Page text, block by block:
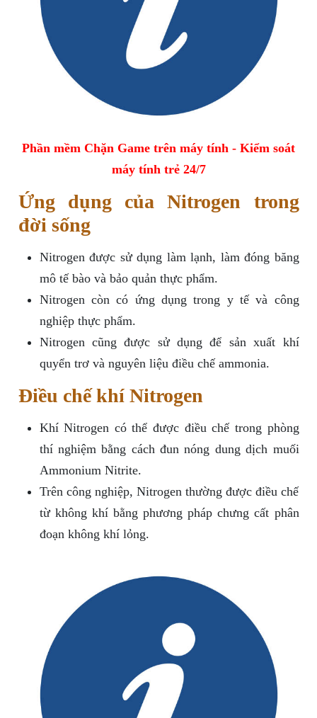
Phần mềm Chặn Game trên máy tính - Kiểm soát
máy tính trẻ 24/7
Ứng dụng của Nitrogen trong
đời sống
Nitrogen được sử dụng làm lạnh, làm đóng băng
mô tế bào và bảo quản thực phẩm.
Nitrogen còn có ứng dụng trong y tế và công
nghiệp thực phẩm.
Nitrogen cũng được sử dụng để sản xuất khí
quyển trơ và nguyên liệu điều chế ammonia.
Điều chế khí Nitrogen
Khí Nitrogen có thể được điều chế trong phòng
thí nghiệm bằng cách đun nóng dung dịch muối
Ammonium Nitrite.
Trên công nghiệp, Nitrogen thường được điều chế
từ không khí bằng phương pháp chưng cất phân
đoạn không khí lỏng.